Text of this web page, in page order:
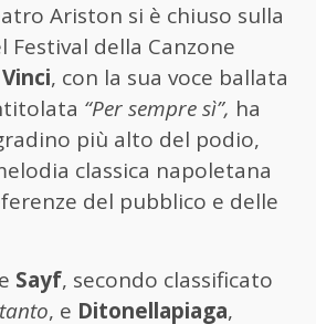
Ariston si è chiuso sulla
Festival della Canzone
, con la sua voce ballata
“Per sempre sì”, ha
più alto del podio,
classica napoletana
del pubblico e delle
Sayf, secondo classificato
, e Ditonellapiaga,